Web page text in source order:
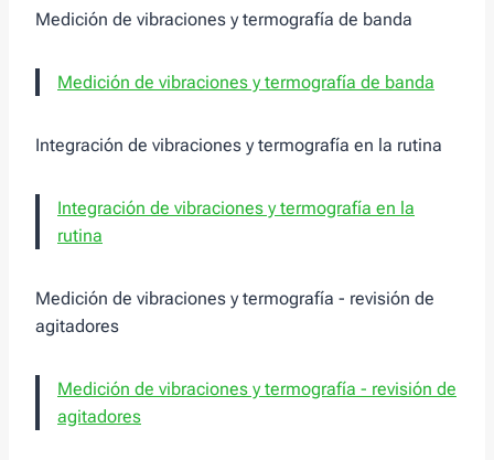
Medición de vibraciones y termografía de banda
Medición de vibraciones y termografía de banda
Integración de vibraciones y termografía en la rutina
Integración de vibraciones y termografía en la
rutina
Medición de vibraciones y termografía - revisión de
agitadores
Medición de vibraciones y termografía - revisión de
agitadores